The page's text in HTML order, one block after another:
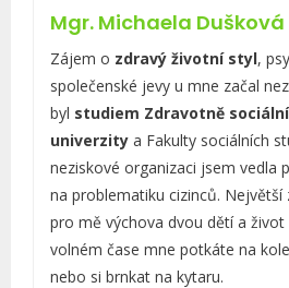
r
i
k
y
Mgr. Michaela Dušková
Zájem o zdravý životní styl,
společenské jevy u mne začal
byl studiem Zdravotně
univerzity a Fakulty sociálních
neziskové organizaci jsem vedla
na problematiku cizinců. Největší
pro mě výchova dvou dětí a život
volném čase mne potkáte na
nebo si brnkat na kytaru.